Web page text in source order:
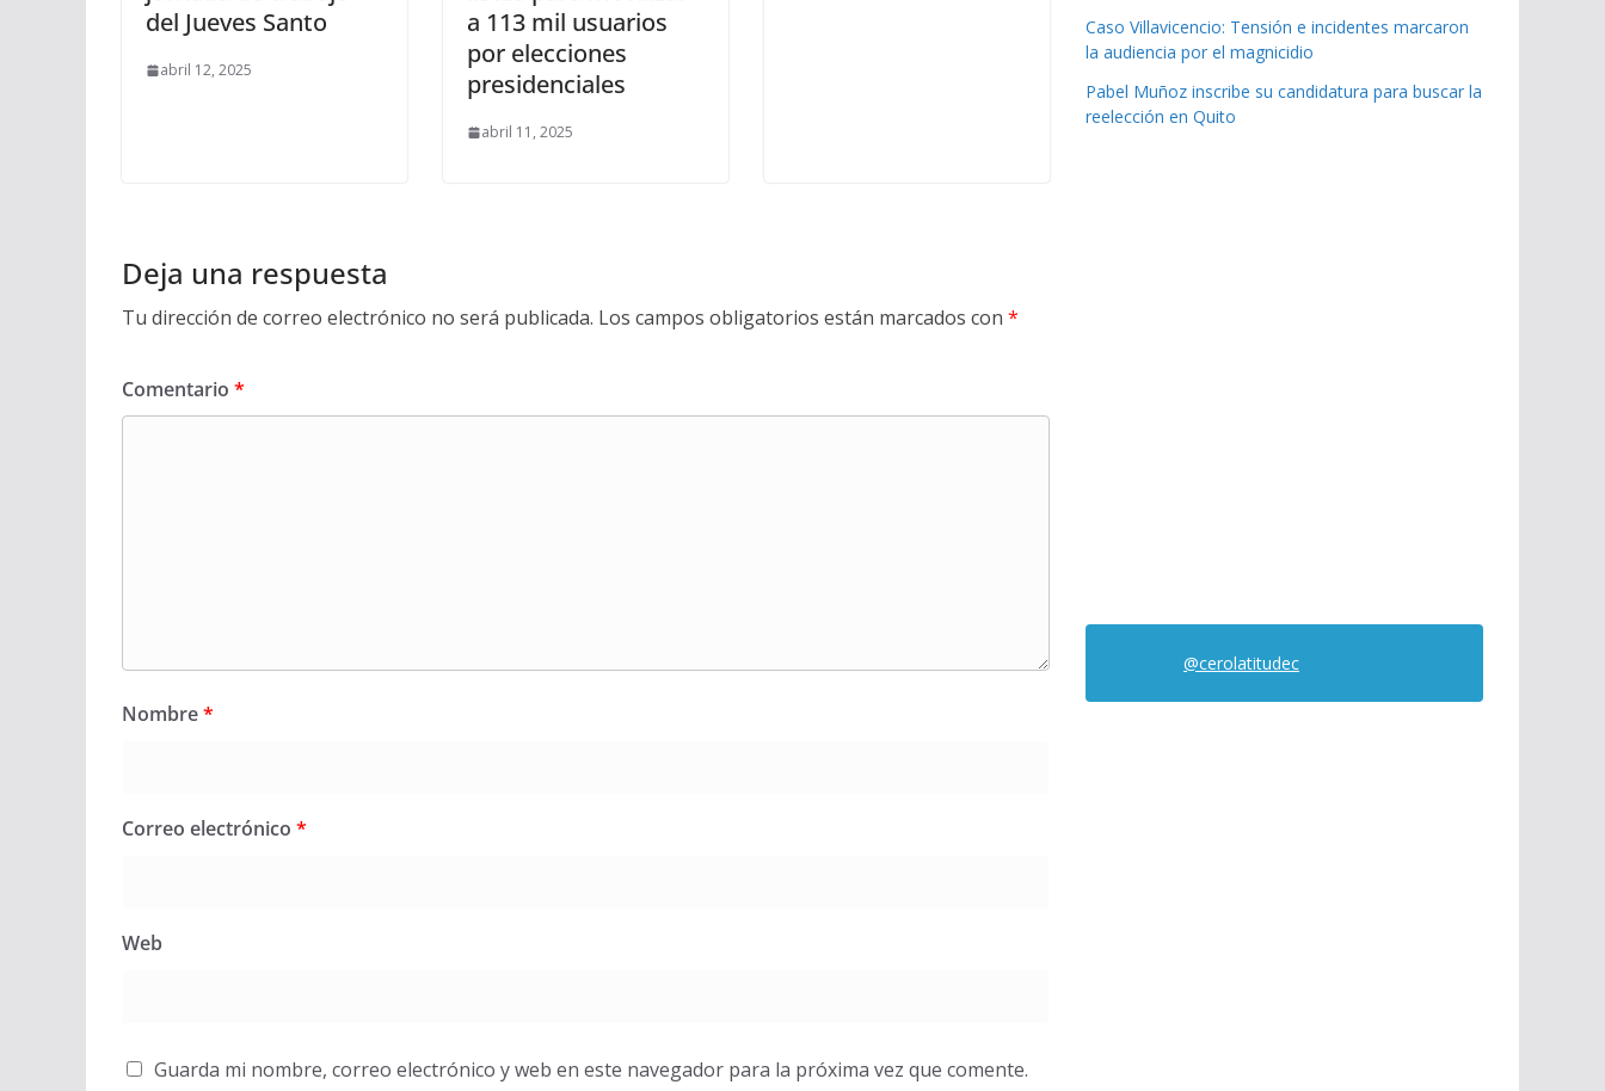
del Jueves Santo
abril 12, 2025
a 113 mil usuarios
por elecciones
presidenciales
abril 11, 2025
Deja una respuesta
Tu dirección de correo electrónico no será publicada. Los campos obligatorios están marcados con *
Comentario *
Nombre*
Correo electrónico *
Web
Guarda mi nombre, correo electrónico y web en este navegador para la próxima vez que comente.
Caso Villavicencio: Tensión e incidentes marcaron
la audiencia por el magnicidio
Pabel Muñoz inscribe su candidatura para buscar la
reelección en Quito
@cerolatitudec